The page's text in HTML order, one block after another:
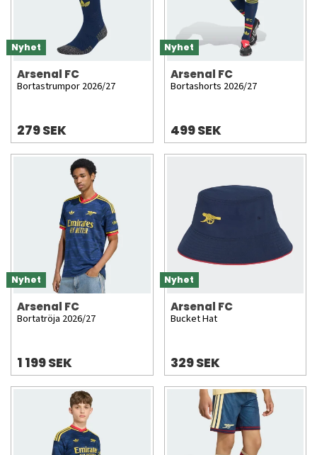
Nyhet
Arsenal FC
Bortastrumpor 2026/27
279 SEK
Nyhet
Arsenal FC
Bortashorts 2026/27
499 SEK
Nyhet
Arsenal FC
Bortatröja 2026/27
1 199 SEK
Nyhet
Arsenal FC
Bucket Hat
329 SEK